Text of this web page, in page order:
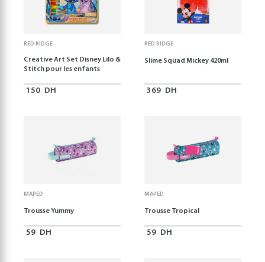
RED RIDGE
Creative Art Set Disney Lilo &
Stitch pour les enfants
150 DH
RED RIDGE
Slime Squad Mickey 420ml
369 DH
MAPED
Trousse Yummy
59 DH
MAPED
Trousse Tropical
59 DH